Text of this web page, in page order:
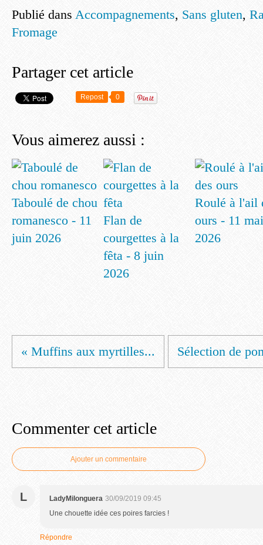
Publié dans Accompagnements, Sans gluten,
Fromage
Partager cet article
Repost 0
Vous aimerez aussi :
Taboulé de chou
romanesco - 11
juin 2026
Flan de
courgettes à la
fêta - 8 juin
2026
Roulé à l'ail
ours - 11 mai
2026
« Muffins aux myrtilles... Sélection de
Commenter cet article
Ajouter un commentaire
L LadyMilonguera 30/09/2019 09:45
Une chouette idée ces poires farcies !
Répondre